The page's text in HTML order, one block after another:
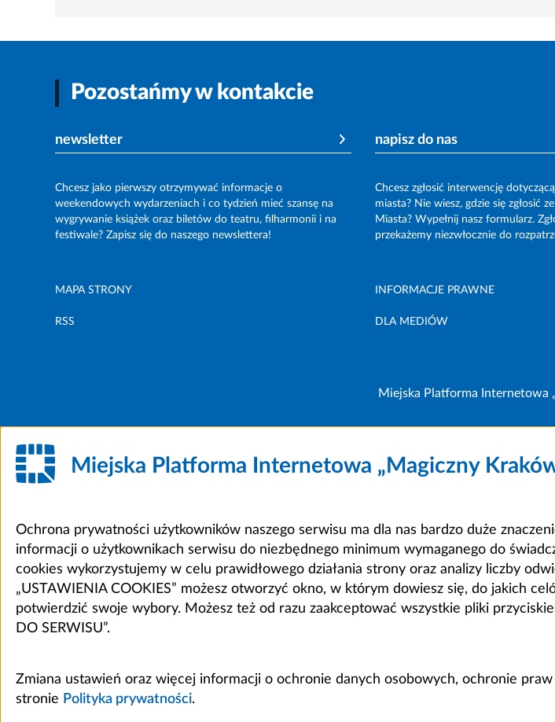
Pozostańmy w kontakcie
newsletter
Chcesz jako pierwszy otrzymywać informacje o
weekendowych wydarzeniach i co tydzień mieć szansę na
wygrywanie książek oraz biletów do teatru, filharmonii i na
festiwale? Zapisz się do naszego newslettera!
napisz do nas
Chcesz zgłosić interwencję
miasta? Nie wiesz, gdzie się zgłosić
Miasta? Wypełnij nasz formularz.
przekażemy niezwłocznie do
MAPA STRONY INFORMACJE PRAWNE
RSS DLA MEDIÓW
Miejska Platforma Internetowa
Miejska Platforma Internetowa „Magiczny
Ochrona prywatności użytkowników naszego serwisu ma dla nas bardzo duże
informacji o użytkownikach serwisu do niezbędnego minimum wymaganego do
cookies wykorzystujemy w celu prawidłowego działania strony oraz analizy liczby
„USTAWIENIA COOKIES” możesz otworzyć okno, w którym dowiesz się, do jakich
potwierdzić swoje wybory. Możesz też od razu zaakceptować wszystkie pliki
DO SERWISU”.
Zmiana ustawień oraz więcej informacji o ochronie danych osobowych, ochronie
stronie Polityka prywatności.